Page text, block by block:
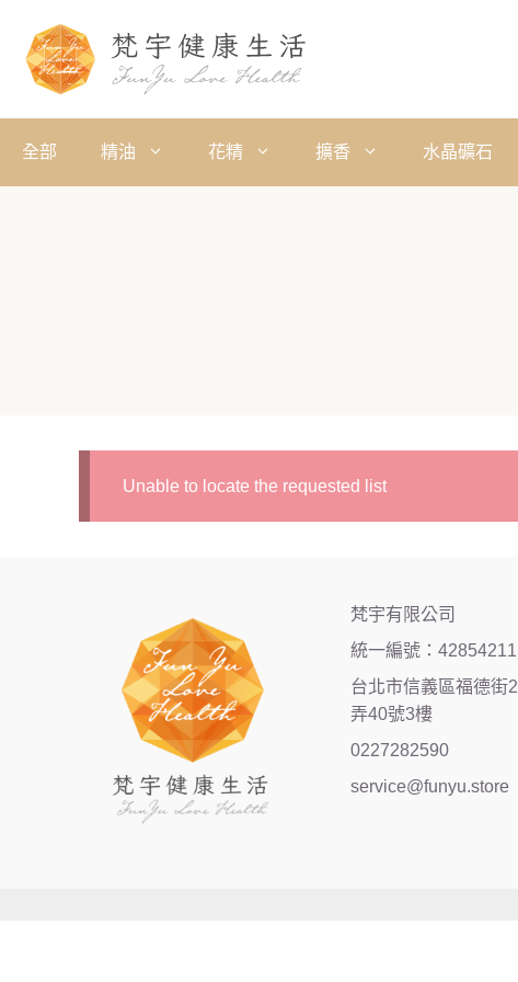
全部 精油 花精 擴香 水晶礦石
Unable to locate the requested list
梵宇有限公司
統一編號：42854211
台北市信義區福德街
弄40號3樓
0227282590
service@funyu.store